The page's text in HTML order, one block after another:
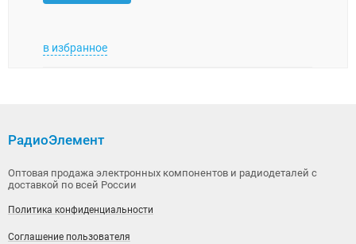
в избранное
РадиоЭлемент
Оптовая продажа электронных компонентов и радиодеталей с
доставкой по всей России
Политика конфиденциальности
Соглашение пользователя